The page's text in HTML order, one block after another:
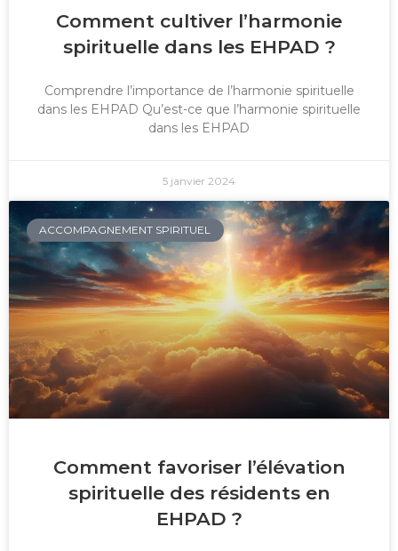
Comment cultiver l’harmonie
spirituelle dans les EHPAD ?
Comprendre l’importance de l’harmonie spirituelle
dans les EHPAD Qu’est-ce que l’harmonie spirituelle
dans les EHPAD
5 janvier 2024
ACCOMPAGNEMENT SPIRITUEL
Comment favoriser l’élévation
spirituelle des résidents en
EHPAD ?